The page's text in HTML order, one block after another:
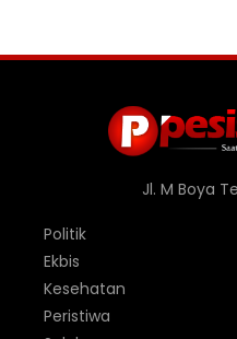
Jl. M Boya
Politik
Ekbis
Kesehatan
Peristiwa